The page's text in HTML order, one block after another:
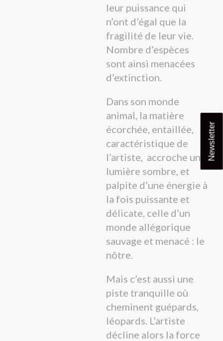
leur puissance qui
n’ont d’égal que la
fragilité de leur vie.
Nombre d’espèces
sont ainsi menacées
d’extinction.
Dans son monde
animal, la matière
écorchée, entaillée,
caractéristique de
l’artiste, accroche une
lumière sombre, et
palpite d’une énergie à
la fois puissante et
délicate, celle d’un
monde allégorique
sauvage et menacé : le
nôtre.
Mais c’est aussi une
piste tranquille où
cheminent guépards,
léopards. L’artiste
décline alors la force
Newsletter